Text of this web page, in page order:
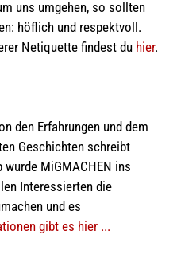
uns umgehen, so sollten
höflich und respektvoll.
Netiquette findest du hier.
den Erfahrungen und dem
Geschichten schreibt
MiGMACHEN ins
Interessierten die
und es
gibt es hier ...